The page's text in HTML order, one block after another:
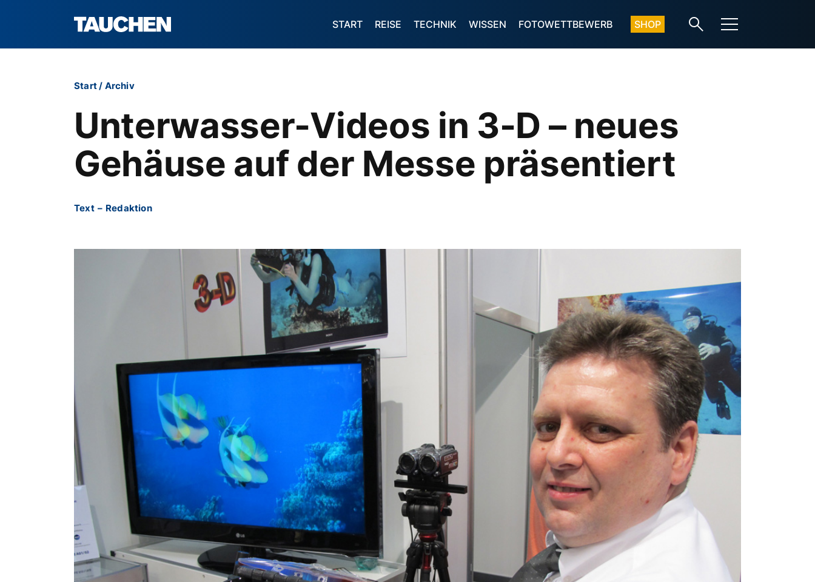
START REISE TECHNIK WISSEN FOTOWETTBEWERB SHOP
Start/ Archiv
Unterwasser-Videos in 3-D – neues
Gehäuse auf der Messe präsentiert
Text – Redaktion